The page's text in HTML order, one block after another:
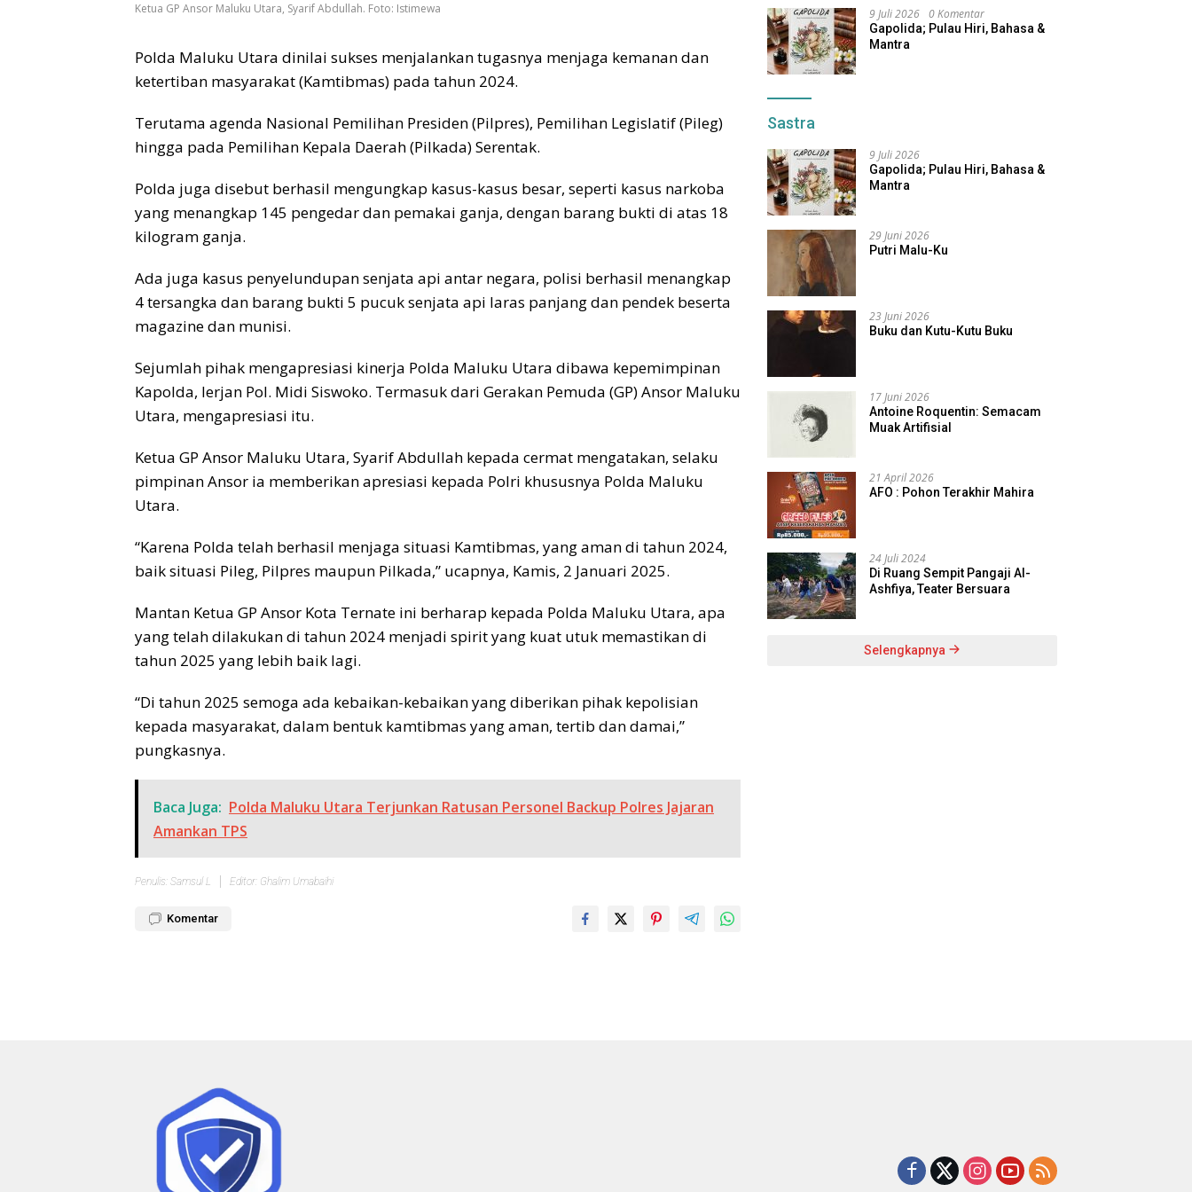
Ketua GP Ansor Maluku Utara, Syarif Abdullah. Foto: Istimewa
Polda Maluku Utara dinilai sukses menjalankan tugasnya menjaga kemanan dan
ketertiban masyarakat (Kamtibmas) pada tahun 2024.
Terutama agenda Nasional Pemilihan Presiden (Pilpres), Pemilihan Legislatif (Pileg)
hingga pada Pemilihan Kepala Daerah (Pilkada) Serentak.
Polda juga disebut berhasil mengungkap kasus-kasus besar, seperti kasus narkoba
yang menangkap 145 pengedar dan pemakai ganja, dengan barang bukti di atas 18
kilogram ganja.
Ada juga kasus penyelundupan senjata api antar negara, polisi berhasil menangkap
4 tersangka dan barang bukti 5 pucuk senjata api laras panjang dan pendek beserta
magazine dan munisi.
Sejumlah pihak mengapresiasi kinerja Polda Maluku Utara dibawa kepemimpinan
Kapolda, Ierjan Pol. Midi Siswoko. Termasuk dari Gerakan Pemuda (GP) Ansor Maluku
Utara, mengapresiasi itu.
Ketua GP Ansor Maluku Utara, Syarif Abdullah kepada cermat mengatakan, selaku
pimpinan Ansor ia memberikan apresiasi kepada Polri khususnya Polda Maluku
Utara.
“Karena Polda telah berhasil menjaga situasi Kamtibmas, yang aman di tahun 2024,
baik situasi Pileg, Pilpres maupun Pilkada,” ucapnya, Kamis, 2 Januari 2025.
Mantan Ketua GP Ansor Kota Ternate ini berharap kepada Polda Maluku Utara, apa
yang telah dilakukan di tahun 2024 menjadi spirit yang kuat utuk memastikan di
tahun 2025 yang lebih baik lagi.
“Di tahun 2025 semoga ada kebaikan-kebaikan yang diberikan pihak kepolisian
kepada masyarakat, dalam bentuk kamtibmas yang aman, tertib dan damai,”
pungkasnya.
Baca Juga: Polda Maluku Utara Terjunkan Ratusan Personel Backup Polres Jajaran
Amankan TPS
Penulis: Samsul L Editor: Ghalim Umabaihi
Komentar
9 Juli 2026 0 Komentar
Gapolida; Pulau Hiri, Bahasa &
Mantra
Sastra
9 Juli 2026
Gapolida; Pulau Hiri, Bahasa &
Mantra
29 Juni 2026
Putri Malu-Ku
23 Juni 2026
Buku dan Kutu-Kutu Buku
17 Juni 2026
Antoine Roquentin: Semacam
Muak Artifisial
21 April 2026
AFO : Pohon Terakhir Mahira
24 Juli 2024
Di Ruang Sempit Pangaji Al-
Ashfiya, Teater Bersuara
Selengkapnya